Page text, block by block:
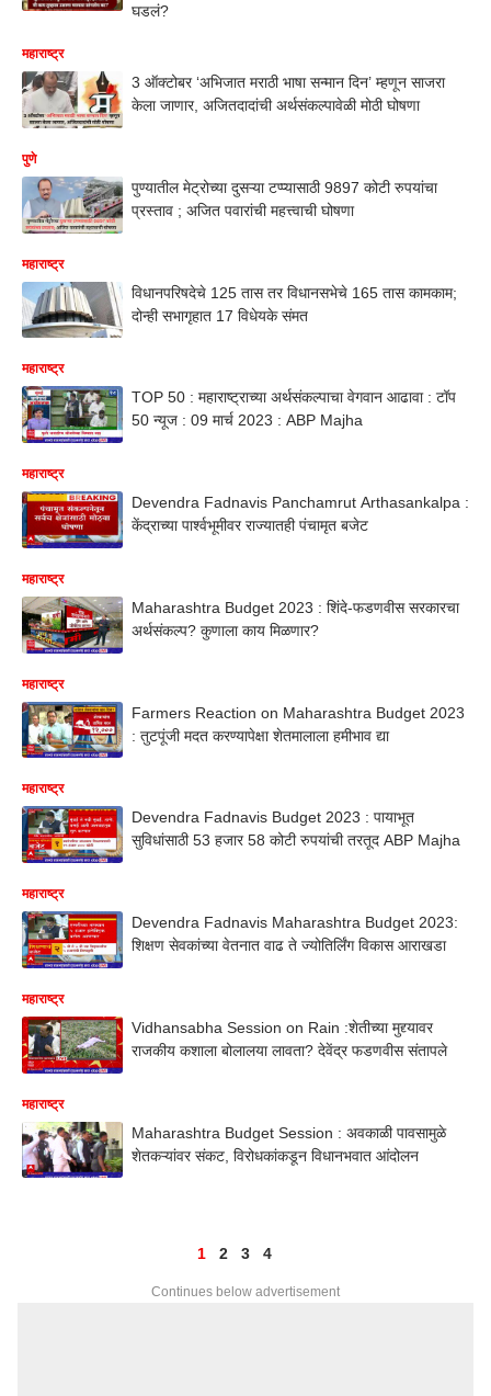
घडलं?
महाराष्ट्र
3 ऑक्टोबर ‘अभिजात मराठी भाषा सन्मान दिन’ म्हणून साजरा
केला जाणार, अजितदादांची अर्थसंकल्पावेळी मोठी घोषणा
पुणे
पुण्यातील मेट्रोच्या दुसऱ्या टप्प्यासाठी 9897 कोटी रुपयांचा
प्रस्ताव ; अजित पवारांची महत्त्वाची घोषणा
महाराष्ट्र
विधानपरिषदेचे 125 तास तर विधानसभेचे 165 तास कामकाम;
दोन्ही सभागृहात 17 विधेयके संमत
महाराष्ट्र
TOP 50 : महाराष्ट्राच्या अर्थसंकल्पाचा वेगवान आढावा : टॉप
50 न्यूज : 09 मार्च 2023 : ABP Majha
महाराष्ट्र
Devendra Fadnavis Panchamrut Arthasankalpa :
केंद्राच्या पार्श्वभूमीवर राज्यातही पंचामृत बजेट
महाराष्ट्र
Maharashtra Budget 2023 : शिंदे-फडणवीस सरकारचा
अर्थसंकल्प? कुणाला काय मिळणार?
महाराष्ट्र
Farmers Reaction on Maharashtra Budget 2023
: तुटपूंजी मदत करण्यापेक्षा शेतमालाला हमीभाव द्या
महाराष्ट्र
Devendra Fadnavis Budget 2023 : पायाभूत
सुविधांसाठी 53 हजार 58 कोटी रुपयांची तरतूद ABP Majha
महाराष्ट्र
Devendra Fadnavis Maharashtra Budget 2023:
शिक्षण सेवकांच्या वेतनात वाढ ते ज्योतिर्लिंग विकास आराखडा
महाराष्ट्र
Vidhansabha Session on Rain :शेतीच्या मुद्द्यावर
राजकीय कशाला बोलालया लावता? देवेंद्र फडणवीस संतापले
महाराष्ट्र
Maharashtra Budget Session : अवकाळी पावसामुळे
शेतकऱ्यांवर संकट, विरोधकांकडून विधानभवात आंदोलन
1 2 3 4
Continues below advertisement